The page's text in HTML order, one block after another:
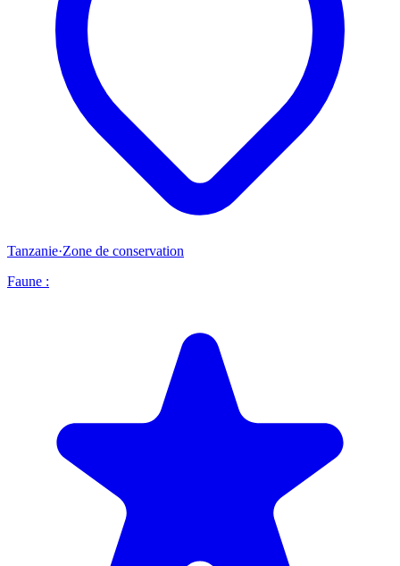
Tanzanie·Zone de conservation
Faune :